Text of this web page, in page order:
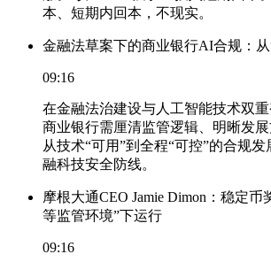
本、短期内回本，不现实。
金融法草案下的商业银行AI合规：从
09:16
在金融法治建设与人工智能技术双重
商业银行需厘清监管逻辑、明晰发
从技术“可用”到全程“可控”的合规
融科技安全防线。
摩根大通CEO Jamie Dimon：稳定币
等监管环境”下运行
09:16